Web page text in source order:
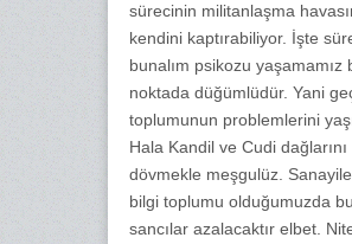
sürecinin militanlaşma
kendini kaptırabiliyor. İşte
bunalım psikozu yaşamamız
noktada düğümlüdür. Yani
toplumunun problemlerini
Hala Kandil ve Cudi dağlarını
dövmekle meşgulüz.
bilgi toplumu olduğumuzda bu
sancılar azalacaktır elbet.